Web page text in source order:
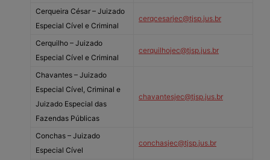
Cerqueira César – Juizado
Especial Cível e Criminal
cerqcesarjec@tjsp.jus.br
Cerquilho – Juizado
Especial Cível e Criminal
cerquilhojec@tjsp.jus.br
Chavantes – Juizado
Especial Cível, Criminal e
Juizado Especial das
Fazendas Públicas
chavantesjec@tjsp.jus.br
Conchas – Juizado
Especial Cível
conchasjec@tjsp.jus.br